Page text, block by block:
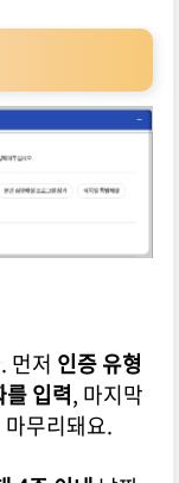
먼저 인증 유형
입력, 마지막
무리돼요.